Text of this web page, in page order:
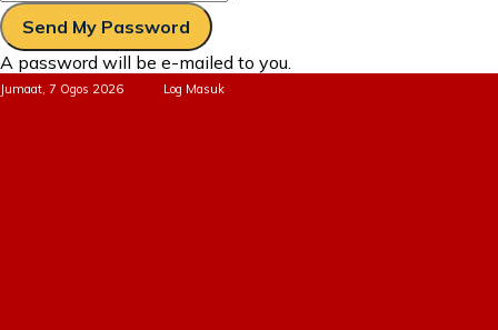
A password will be e-mailed to you.
Jumaat, 7 Ogos 2026 Log Masuk